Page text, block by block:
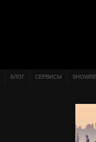
БЛОГ СЕРВИСЫ